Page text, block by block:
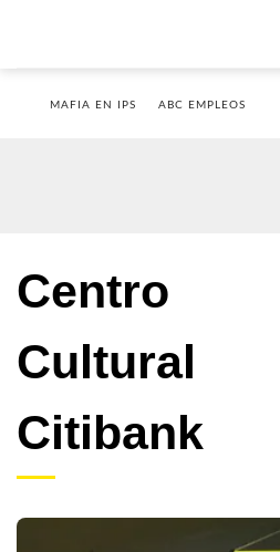
MAFIA EN IPS ABC EMPLEOS
Centro
Cultural
Citibank